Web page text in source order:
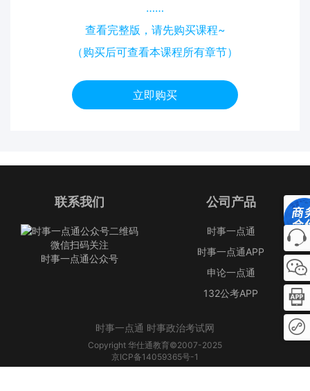
……
查看完整版，请先购买课程~
（购买后可查看本课程所有章节）
立即购买
联系我们
微信扫码关注
时事一点通公众号
公司产品
时事一点通
时事一点通APP
申论一点通
132公考APP
时事一点通 时事政治考试网
Copyright 华仕通教育©2007-2025
京ICP备14059365号-1